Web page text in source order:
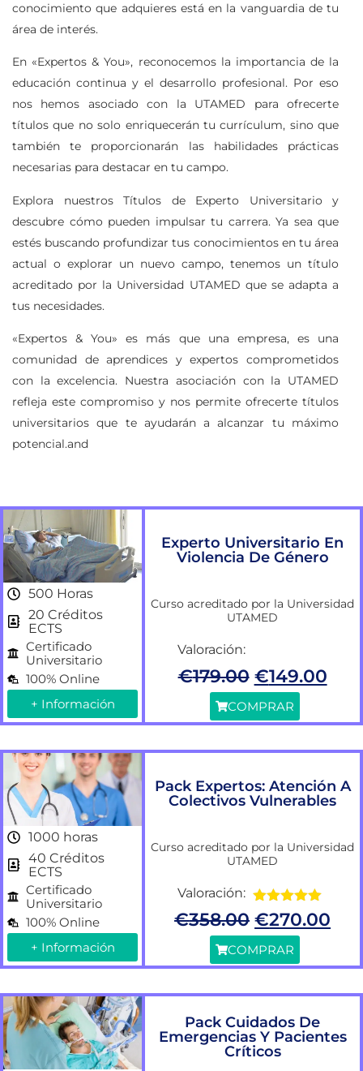
conocimiento que adquieres está en la vanguardia de tu
área de interés.
En «Expertos & You», reconocemos la importancia de la
educación continua y el desarrollo profesional. Por eso
nos hemos asociado con la UTAMED para ofrecerte
títulos que no solo enriquecerán tu currículum, sino que
también te proporcionarán las habilidades prácticas
necesarias para destacar en tu campo.
Explora nuestros Títulos de Experto Universitario y
descubre cómo pueden impulsar tu carrera. Ya sea que
estés buscando profundizar tus conocimientos en tu área
actual o explorar un nuevo campo, tenemos un título
acreditado por la Universidad UTAMED que se adapta a
tus necesidades.
«Expertos & You» es más que una empresa, es una
comunidad de aprendices y expertos comprometidos
con la excelencia. Nuestra asociación con la UTAMED
refleja este compromiso y nos permite ofrecerte títulos
universitarios que te ayudarán a alcanzar tu máximo
potencial.and
500 Horas
20 Créditos
ECTS
Certificado
Universitario
100% Online
+ Información
Experto Universitario En
Violencia De Género
Curso acreditado por la Universidad
UTAMED
Valoración:
€179.00 €149.00
COMPRAR
1000 horas
40 Créditos
ECTS
Certificado
Universitario
100% Online
+ Información
Pack Expertos: Atención A
Colectivos Vulnerables
Curso acreditado por la Universidad
UTAMED
Valoración:
Valorado
con5.00de
5
€358.00 €270.00
COMPRAR
Pack Cuidados De
Emergencias Y Pacientes
Críticos